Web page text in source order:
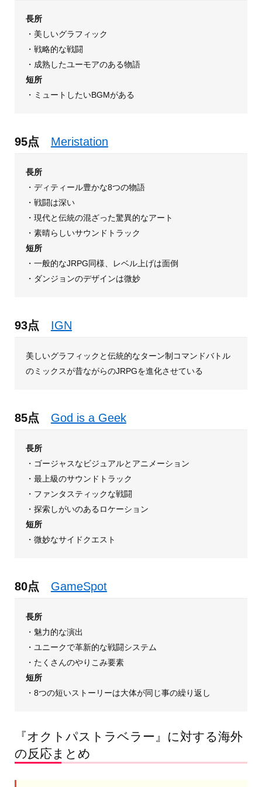
長所
・美しいグラフィック
・戦略的な戦闘
・成熟したユーモアのある物語
短所
・ミュートしたいBGMがある
95点 Meristation
長所
・ディティール豊かな8つの物語
・戦闘は深い
・現代と伝統の混ざった驚異的なアート
・素晴らしいサウンドトラック
短所
・一般的なJRPG同様、レベル上げは面倒
・ダンジョンのデザインは微妙
93点 IGN
美しいグラフィックと伝統的なターン制コマンドバトル
のミックスが昔ながらのJRPGを進化させている
85点 God is a Geek
長所
・ゴージャスなビジュアルとアニメーション
・最上級のサウンドトラック
・ファンタスティックな戦闘
・探索しがいのあるロケーション
短所
・微妙なサイドクエスト
80点 GameSpot
長所
・魅力的な演出
・ユニークで革新的な戦闘システム
・たくさんのやりこみ要素
短所
・8つの短いストーリーは大体が同じ事の繰り返し
『オクトパストラベラー』に対する海外
の反応まとめ